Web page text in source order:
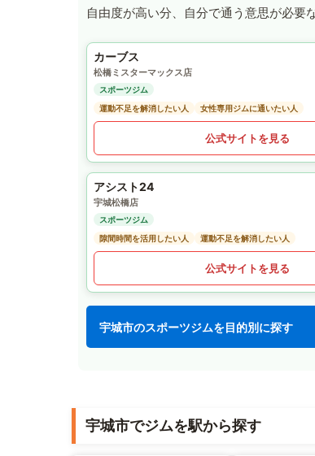
自由度が高い分、自分で通う意思が必要
カーブス
松橋ミスターマックス店
スポーツジム
運動不足を解消したい人
女性専用ジムに通いたい人
公式サイトを見る
アシスト24
宇城松橋店
スポーツジム
隙間時間を活用したい人
運動不足を解消したい人
公式サイトを見る
宇城市のスポーツジムを目的別に探す
宇城市でジムを駅から探す